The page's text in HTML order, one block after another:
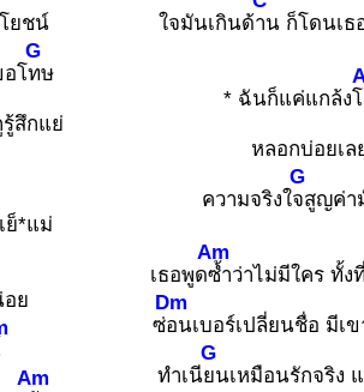
ยชน์
โ
G
ทษ
สึกแย่
ย็*แม่
ย
Am
ใจมันเกินด้าน ก็โดนเธ
* ฉันก็แค่แกล้งโ
หลอกบ่อยเล
ความจริงใ
G
จสูญค่า
เธอพูด
Am
ซ้ำว่าไม่มีใคร ทั้ง
ซ่
Dm
อนเบอร์เปลี่ยนชื่อ มีเข
ทำเนี
G
ยนเหมือนรักจริง